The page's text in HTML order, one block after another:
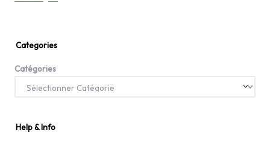
Categories
Catégories
Help & Info